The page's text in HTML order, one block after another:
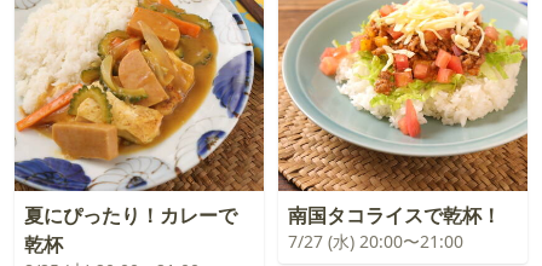
夏にぴったり！カレーで
乾杯
南国タコライスで乾杯！
7/27 (水) 20:00〜21:00